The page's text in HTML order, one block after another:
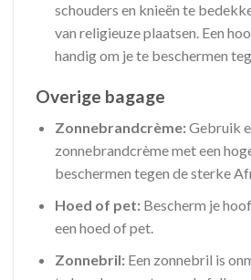
schouders en knieën te
van religieuze plaatsen. Een
handig om je te beschermen
Overige bagage
Zonnebrandcrème:Gebruik
zonnebrandcrème met een
beschermen tegen de sterke
Hoed of pet:Bescherm je
een hoed of pet.
Zonnebril:Een zonnebril is